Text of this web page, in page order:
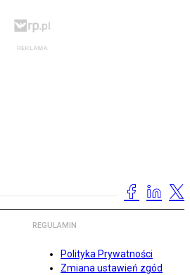
REGULAMIN
Polityka Prywatności
Zmiana ustawień zgód